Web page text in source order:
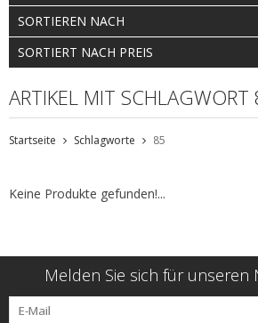
SORTIEREN NACH
SORTIERT NACH PREIS
ARTIKEL MIT SCHLAGWORT
Startseite Schlagworte 85
Keine Produkte gefunden!...
Melden Sie sich für unseren